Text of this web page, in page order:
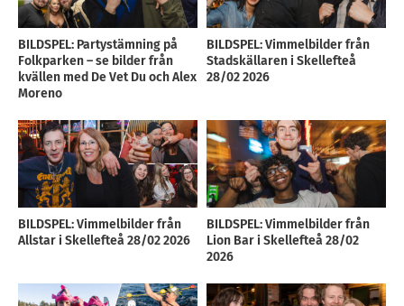
BILDSPEL: Partystämning på
Folkparken – se bilder från
kvällen med De Vet Du och Alex
Moreno
BILDSPEL: Vimmelbilder från
Stadskällaren i Skellefteå
28/02 2026
BILDSPEL: Vimmelbilder från
Allstar i Skellefteå 28/02 2026
BILDSPEL: Vimmelbilder från
Lion Bar i Skellefteå 28/02
2026